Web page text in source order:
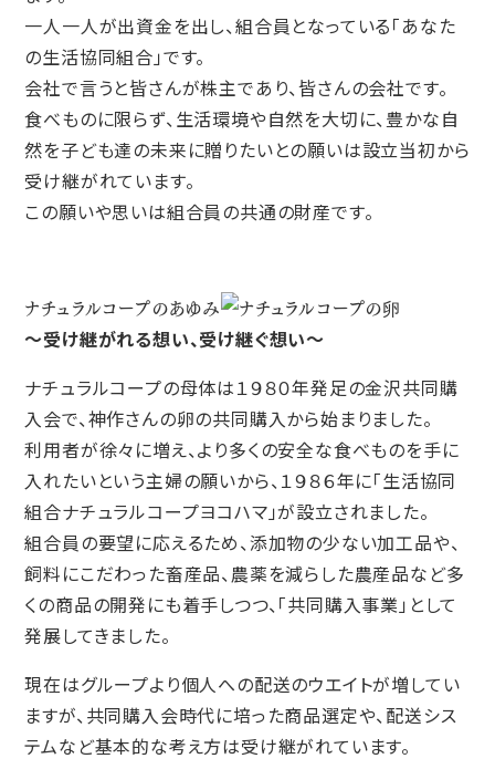
一人一人が出資金を出し、組合員となっている「あなた
の生活協同組合」です。
会社で言うと皆さんが株主であり、皆さんの会社です。
食べものに限らず、生活環境や自然を大切に、豊かな自
然を子ども達の未来に贈りたいとの願いは設立当初から
受け継がれています。
この願いや思いは組合員の共通の財産です。
ナチュラルコープのあゆみ
～受け継がれる想い、受け継ぐ想い～
ナチュラルコープの母体は１９８０年発足の金沢共同購
入会で、神作さんの卵の共同購入から始まりました。
利用者が徐々に増え、より多くの安全な食べものを手に
入れたいという主婦の願いから、１９８６年に「生活協同
組合ナチュラルコープヨコハマ」が設立されました。
組合員の要望に応えるため、添加物の少ない加工品や、
飼料にこだわった畜産品、農薬を減らした農産品など多
くの商品の開発にも着手しつつ、「共同購入事業」として
発展してきました。
現在はグループより個人への配送のウエイトが増してい
ますが、共同購入会時代に培った商品選定や、配送シス
テムなど基本的な考え方は受け継がれています。